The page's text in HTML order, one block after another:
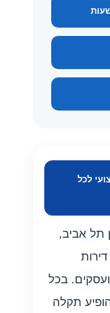
מקצועי לכל
תל אביב,
בכל
תקלה